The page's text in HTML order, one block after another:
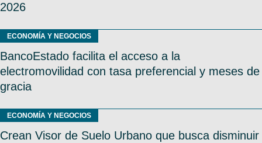
2026
ECONOMÍA Y NEGOCIOS
BancoEstado facilita el acceso a la
electromovilidad con tasa preferencial y meses de
gracia
ECONOMÍA Y NEGOCIOS
Crean Visor de Suelo Urbano que busca disminuir